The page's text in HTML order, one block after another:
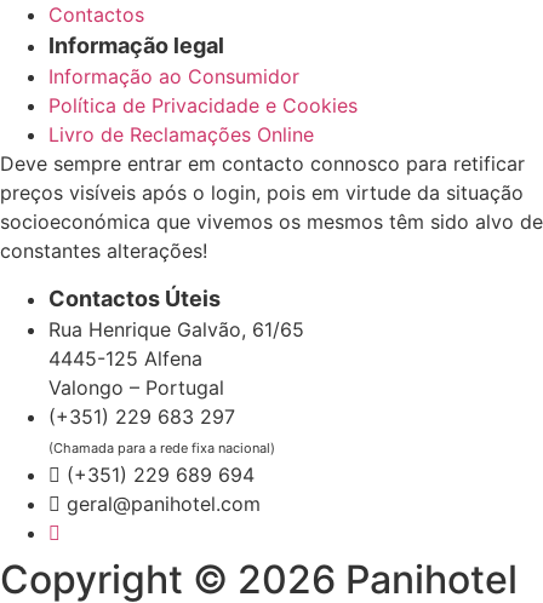
Contactos
Informação legal
Informação ao Consumidor
Política de Privacidade e Cookies
Livro de Reclamações Online
Deve sempre entrar em contacto connosco para retificar
preços visíveis após o login, pois em virtude da situação
socioeconómica que vivemos os mesmos têm sido alvo de
constantes alterações!
Contactos Úteis
Rua Henrique Galvão, 61/65
4445-125 Alfena
Valongo – Portugal
(+351) 229 683 297
(Chamada para a rede fixa nacional)
(+351) 229 689 694
geral@panihotel.com
Copyright © 2026 Panihotel